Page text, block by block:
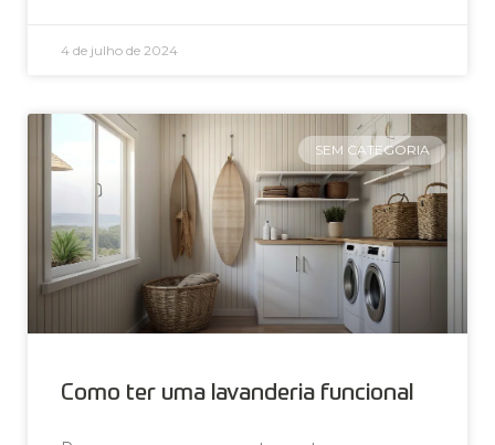
4 de julho de 2024
SEM CATEGORIA
Como ter uma lavanderia funcional